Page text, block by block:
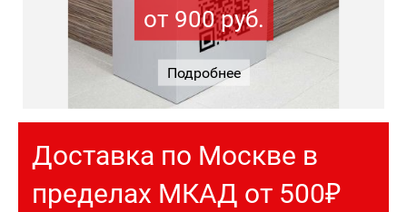
от 900 руб.
Подробнее
Доставка по Москве в
пределах МКАД от 500₽